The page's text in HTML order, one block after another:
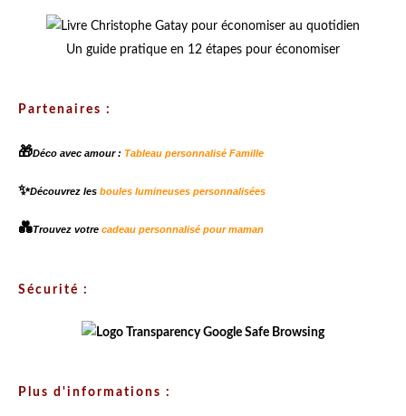
Un guide pratique en 12 étapes pour économiser
Partenaires :
🎁Déco avec amour : Tableau personnalisé Famille
✨Découvrez les boules lumineuses personnalisées
💑Trouvez votre cadeau personnalisé pour maman
Sécurité :
Plus d'informations :